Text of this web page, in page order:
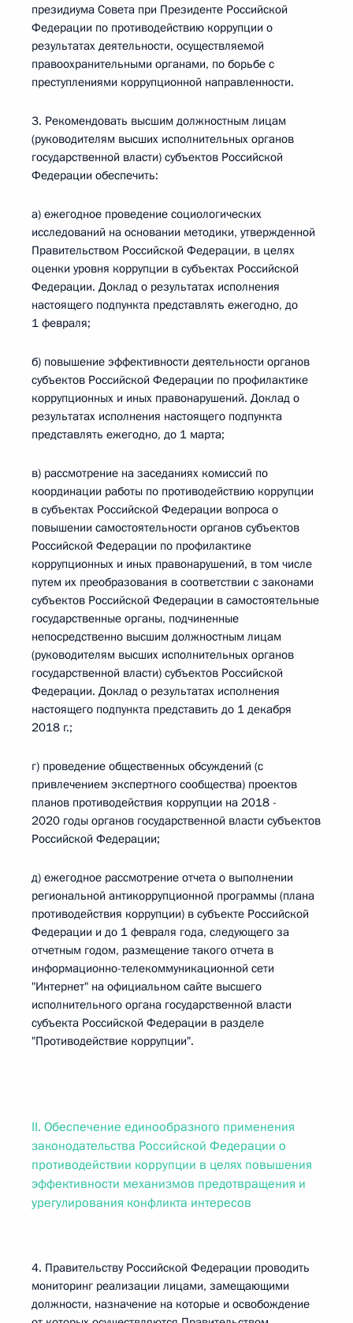
президиума Совета при Президенте Российской
Федерации по противодействию коррупции о
результатах деятельности, осуществляемой
правоохранительными органами, по борьбе с
преступлениями коррупционной направленности.
3. Рекомендовать высшим должностным лицам
(руководителям высших исполнительных органов
государственной власти) субъектов Российской
Федерации обеспечить:
а) ежегодное проведение социологических
исследований на основании методики, утвержденной
Правительством Российской Федерации, в целях
оценки уровня коррупции в субъектах Российской
Федерации. Доклад о результатах исполнения
настоящего подпункта представлять ежегодно, до
1 февраля;
б) повышение эффективности деятельности органов
субъектов Российской Федерации по профилактике
коррупционных и иных правонарушений. Доклад о
результатах исполнения настоящего подпункта
представлять ежегодно, до 1 марта;
в) рассмотрение на заседаниях комиссий по
координации работы по противодействию коррупции
в субъектах Российской Федерации вопроса о
повышении самостоятельности органов субъектов
Российской Федерации по профилактике
коррупционных и иных правонарушений, в том числе
путем их преобразования в соответствии с законами
субъектов Российской Федерации в самостоятельные
государственные органы, подчиненные
непосредственно высшим должностным лицам
(руководителям высших исполнительных органов
государственной власти) субъектов Российской
Федерации. Доклад о результатах исполнения
настоящего подпункта представить до 1 декабря
2018 г.;
г) проведение общественных обсуждений (с
привлечением экспертного сообщества) проектов
планов противодействия коррупции на 2018 -
2020 годы органов государственной власти субъектов
Российской Федерации;
д) ежегодное рассмотрение отчета о выполнении
региональной антикоррупционной программы (плана
противодействия коррупции) в субъекте Российской
Федерации и до 1 февраля года, следующего за
отчетным годом, размещение такого отчета в
информационно-телекоммуникационной сети
"Интернет" на официальном сайте высшего
исполнительного органа государственной власти
субъекта Российской Федерации в разделе
"Противодействие коррупции".
II. Обеспечение единообразного применения
законодательства Российской Федерации о
противодействии коррупции в целях повышения
эффективности механизмов предотвращения и
урегулирования конфликта интересов
4. Правительству Российской Федерации проводить
мониторинг реализации лицами, замещающими
должности, назначение на которые и освобождение